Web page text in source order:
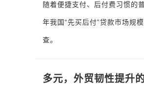
随着便捷支付、后付费习惯的
年我国“先买后付”贷款市场规
查。
多元，外贸韧性提升